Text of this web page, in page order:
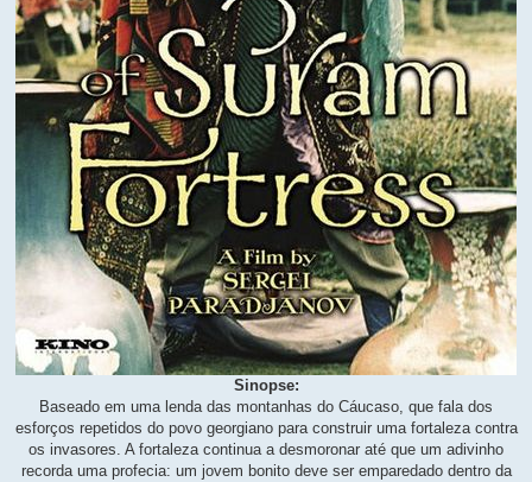
Sinopse:
Baseado em uma lenda das montanhas do Cáucaso, que fala dos
esforços repetidos do povo georgiano para construir uma fortaleza contra
os invasores. A fortaleza continua a desmoronar até que um adivinho
recorda uma profecia: um jovem bonito deve ser emparedado dentro da